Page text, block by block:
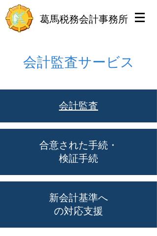
葛馬税務会計事務所
会計監査
合意された手続・
検証手続
新会計基準へ
の対応支援
会計監査サービス